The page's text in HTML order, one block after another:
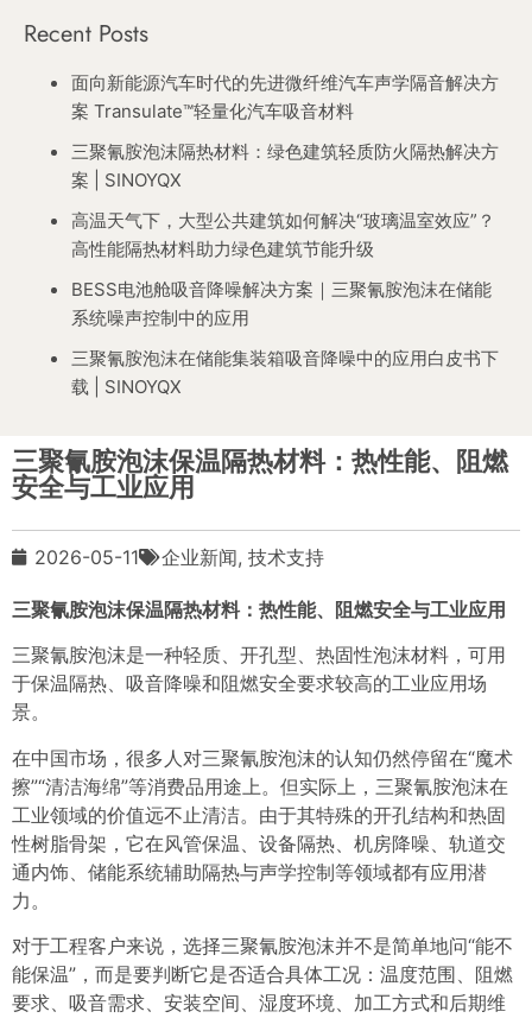
Recent Posts
面向新能源汽车时代的先进微纤维汽车声学隔音解决方
案 Transulate™轻量化汽车吸音材料
三聚氰胺泡沫隔热材料：绿色建筑轻质防火隔热解决方
案 | SINOYQX
高温天气下，大型公共建筑如何解决“玻璃温室效应”？
高性能隔热材料助力绿色建筑节能升级
BESS电池舱吸音降噪解决方案｜三聚氰胺泡沫在储能
系统噪声控制中的应用
三聚氰胺泡沫在储能集装箱吸音降噪中的应用白皮书下
载 | SINOYQX
三聚氰胺泡沫保温隔热材料：热性能、阻燃
安全与工业应用
2026-05-11 企业新闻, 技术支持
三聚氰胺泡沫保温隔热材料：热性能、阻燃安全与工业应用
三聚氰胺泡沫是一种轻质、开孔型、热固性泡沫材料，可用
于保温隔热、吸音降噪和阻燃安全要求较高的工业应用场
景。
在中国市场，很多人对三聚氰胺泡沫的认知仍然停留在“魔术
擦”“清洁海绵”等消费品用途上。但实际上，三聚氰胺泡沫在
工业领域的价值远不止清洁。由于其特殊的开孔结构和热固
性树脂骨架，它在风管保温、设备隔热、机房降噪、轨道交
通内饰、储能系统辅助隔热与声学控制等领域都有应用潜
力。
对于工程客户来说，选择三聚氰胺泡沫并不是简单地问“能不
能保温”，而是要判断它是否适合具体工况：温度范围、阻燃
要求、吸音需求、安装空间、湿度环境、加工方式和后期维